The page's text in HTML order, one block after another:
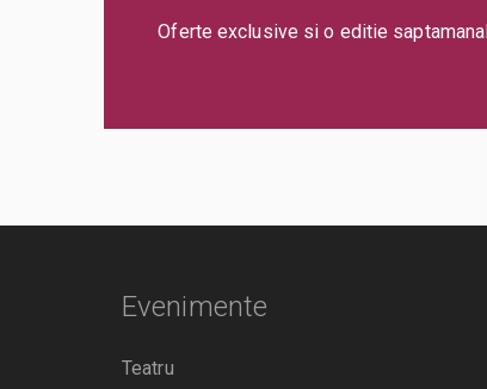
Oferte exclusive si o editie
Evenimente
Teatru